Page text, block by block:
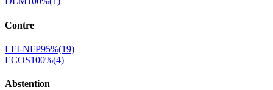
Contre
LFI-NFP95%(19)
ECOS100%(4)
Abstention